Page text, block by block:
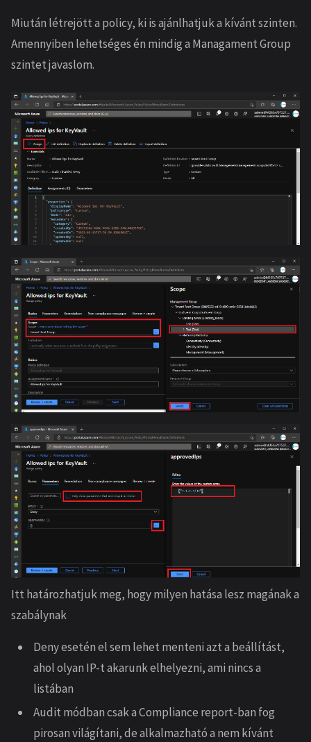
Miután létrejött a policy, ki is ajánlhatjuk a kívánt szinten.
Amennyiben lehetséges én mindig a Managament Group
szintet javaslom.
Itt határozhatjuk meg, hogy milyen hatása lesz magának a
szabálynak
Deny esetén el sem lehet menteni azt a beállítást,
ahol olyan IP-t akarunk elhelyezni, ami nincs a
listában
Audit módban csak a Compliance report-ban fog
pirosan világítani, de alkalmazható a nem kívánt